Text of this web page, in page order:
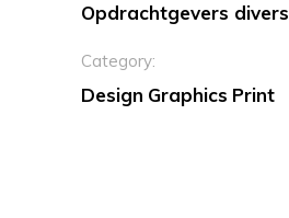
Opdrachtgevers divers
Category:
Design Graphics Print